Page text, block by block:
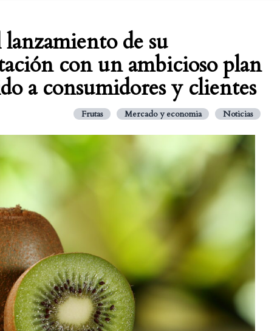
de su
con un ambicioso plan
a consumidores y clientes
Frutas Mercado y economia Noticias